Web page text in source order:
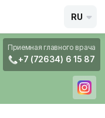
RU
Приемная главного врача
+7 (72634) 6 15 87